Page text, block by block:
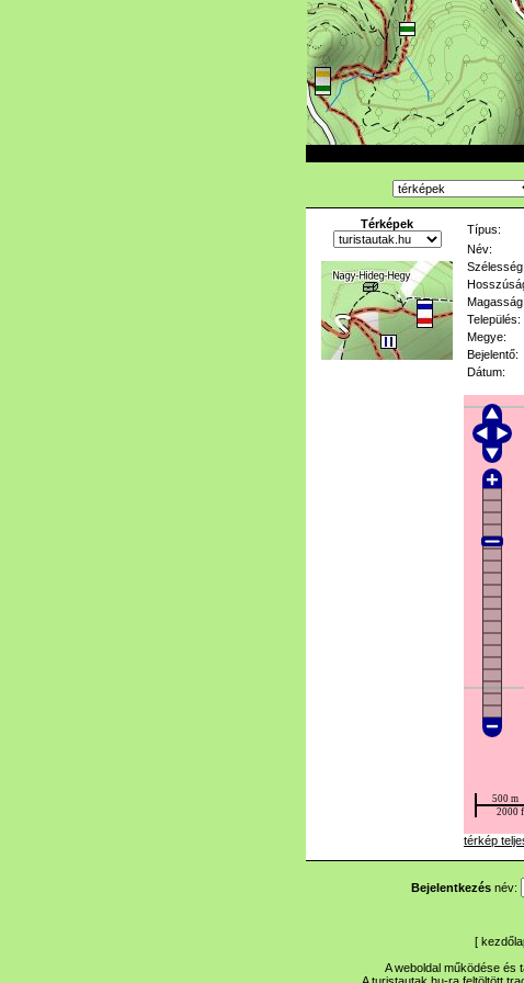
Térképek Típus:
Név:
Magasság:
Település:
Megye:
Bejelentő:
Dátum:
térkép
Bejelentkezés név:
[
A weboldal működése és